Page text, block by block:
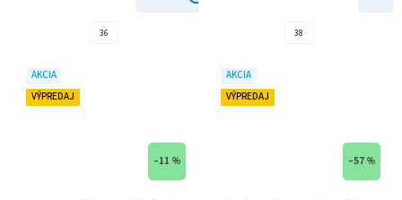
36 38
AKCIA
VÝPREDAJ
–11 %
AKCIA
VÝPREDAJ
–57 %